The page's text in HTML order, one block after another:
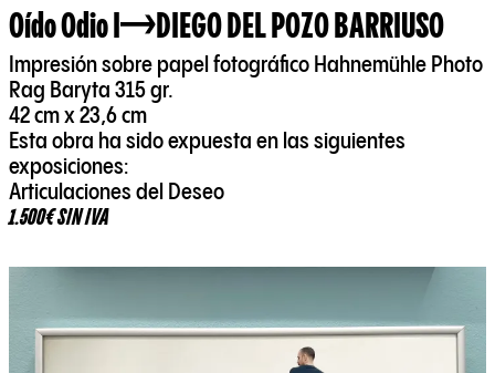
Oído Odio I DIEGO DEL POZO BARRIUSO
Impresión sobre papel fotográfico Hahnemühle Photo
Rag Baryta 315 gr.
42 cm x 23,6 cm
Esta obra ha sido expuesta en las siguientes
exposiciones:
Articulaciones del Deseo
1.500€ SIN IVA